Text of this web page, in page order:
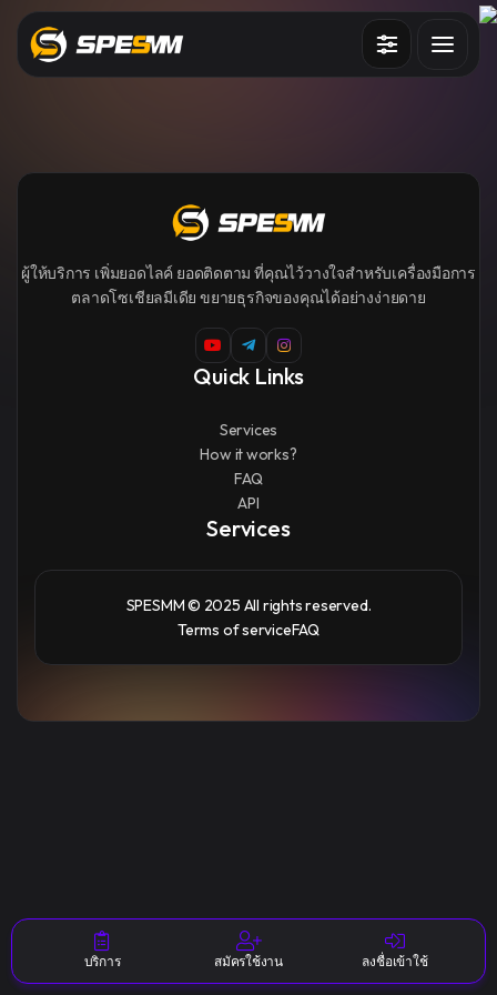
ผู้ให้บริการ เพิ่มยอดไลค์ ยอดติดตาม ที่คุณไว้วางใจสำหรับเครื่องมือการ
ตลาดโซเชียลมีเดีย ขยายธุรกิจของคุณได้อย่างง่ายดาย
Quick Links
Services
How it works?
FAQ
API
Services
SPESMM © 2025 All rights reserved.
Terms of serviceFAQ
บริการ สมัครใช้งาน ลงชื่อเข้าใช้